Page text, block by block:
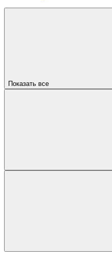
Показать все